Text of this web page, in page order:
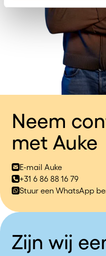
Neem
met Auke
E-mail Auke
+31 6 86 88 16 79
Stuur een WhatsApp
Zijn wij